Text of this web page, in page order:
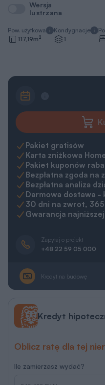
Wersja
lustrzana
Pow. użytkowa
117,19m2
Kondygnacje
1
Pakiet gratisów
Karta zniżkowa
Pakiet kuponów
Bezpłatna zgoda na
Bezpłatna analiza
Darmowa dostawa -
30 dni na zwrot,
Gwarancja
Zapytaj o projekt
+48 22 59 05 000
Kredyt na budowę
Kredyt
Oblicz ratę dla tej
Ile zamierzasz wydać?